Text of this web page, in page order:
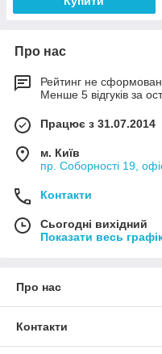
Про нас
Рейтинг не
Менше 5 відгуків за
Працює з 31.07.2014
м. Київ
пр. Соборності 19,
Контакти
Сьогодні вихідний
Показати весь
Про нас
Контакти